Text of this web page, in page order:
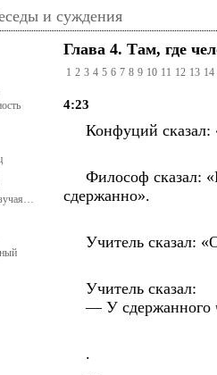
и суждения
Глава 4. Там, где
1 2 3 4 5 6 7 8 9 10 11 12 13 14
4:23
Конфуций сказал:
Философ сказал:
сдержанно».
Учитель сказал:
Учитель сказал:
— У сдержанного
.